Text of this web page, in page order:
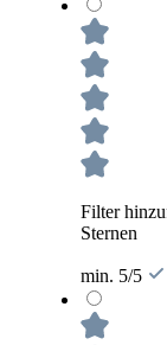
Filter
Sternen
min. 5/5